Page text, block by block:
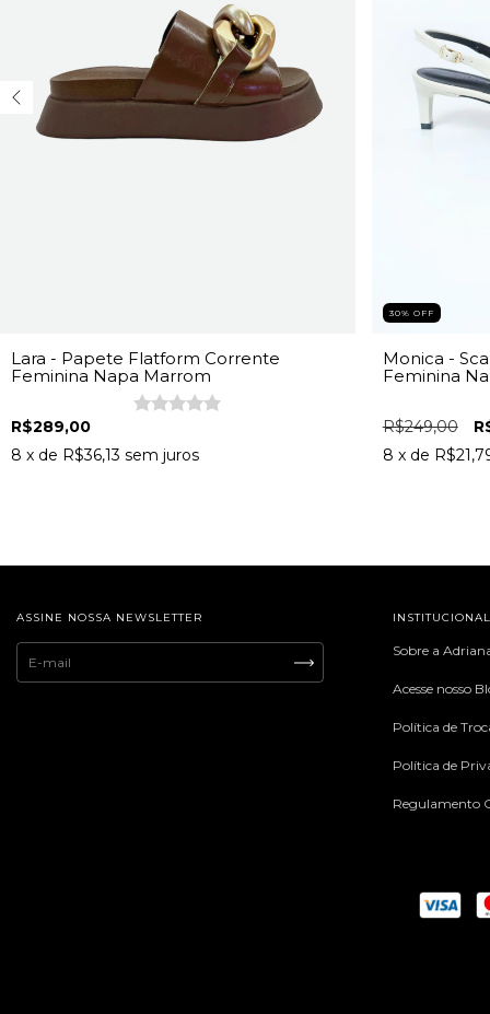
Lara - Papete Flatform Corrente
Feminina Napa Marrom
R$289,00
8 x de R$36,13 sem juros
30% OFF
Monica -
Feminina
R$249,00
8 x de
ASSINE NOSSA NEWSLETTER
Sobre a
Acesse nosso
Política de
Política de
Regulamento